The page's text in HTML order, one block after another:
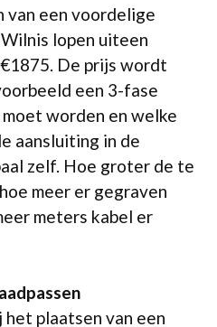
van een voordelige
lopen uiteen
De prijs wordt
een 3-fase
worden en welke
aansluiting in de
zelf. Hoe groter de te
meer er gegraven
meters kabel er
plaatsen van een